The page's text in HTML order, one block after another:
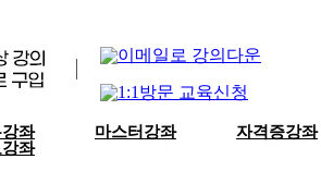
좌 마스터강좌
자격증강좌
좌